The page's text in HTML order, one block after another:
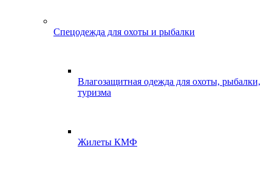
Спецодежда для охоты и рыбалки
Влагозащитная одежда для охоты, рыбалки,
туризма
Жилеты КМФ